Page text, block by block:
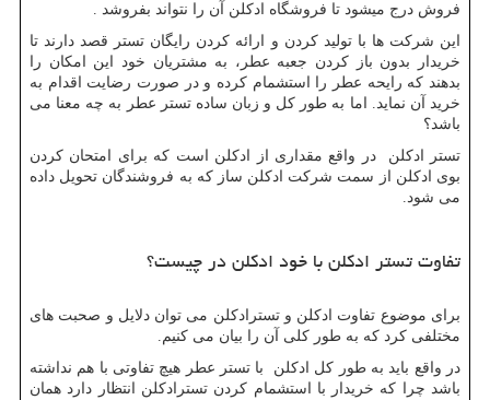
فروش درج میشود تا فروشگاه ادکلن آن را نتواند بفروشد .
این شرکت ها با تولید کردن و ارائه کردن رایگان تستر قصد دارند تا
خریدار بدون باز کردن جعبه عطر، به مشتریان خود این امکان را
بدهند که رایحه عطر را استشمام کرده و در صورت رضایت اقدام به
خرید آن نماید. اما به طور کل و زبان ساده تستر عطر به چه معنا می
باشد؟
تستر ادکلن در واقع مقداری از ادکلن است که برای امتحان کردن
بوی ادکلن از سمت شرکت ادکلن ساز که به فروشندگان تحویل داده
می شود.
تفاوت تستر ادکلن با خود ادکلن در چیست؟
برای موضوع تفاوت ادکلن و تسترادکلن می توان دلایل و صحبت های
مختلفی کرد که به طور کلی آن را بیان می کنیم.
در واقع باید به طور کل ادکلن با تستر عطر هیچ تفاوتی با هم نداشته
باشد چرا که خریدار با استشمام کردن تسترادکلن انتظار دارد همان